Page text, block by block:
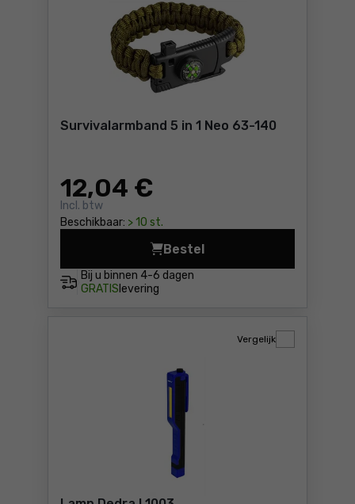
Survivalarmband 5 in 1 Neo 63-140
12,04 €
Incl. btw
Beschikbaar: > 10 st.
Bij u binnen 4-6 dagen
GRATIS levering
Bestel
Survivalarmband 5 in 1
Vergelijk